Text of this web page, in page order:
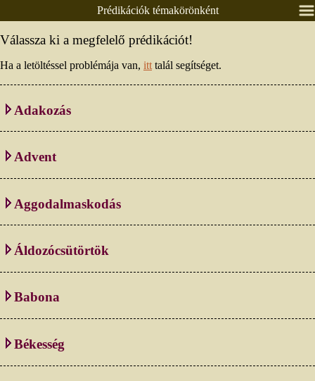
Nyitólap
Pályázatok
Időrendben
Prédikációk témakörönként
Válassza ki a megfelelő prédikációt!
Ha a letöltéssel problémája van, itt talál segítséget.
Adakozás
Advent
Aggodalmaskodás
Áldozócsütörtök
Babona
Békesség